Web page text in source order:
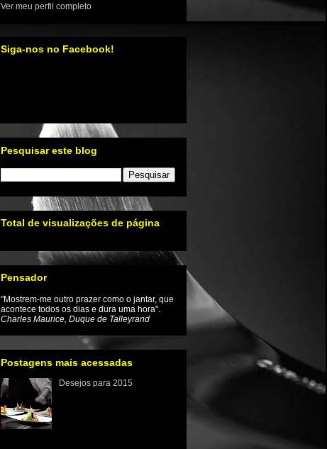
Ver meu perfil completo
Siga-nos no Facebook!
Pesquisar este blog
Total de visualizações de página
Pensador
"Mostrem-me outro prazer como o jantar, que
acontece todos os dias e dura uma hora".
Charles Maurice, Duque de Talleyrand
Postagens mais acessadas
Desejos para 2015